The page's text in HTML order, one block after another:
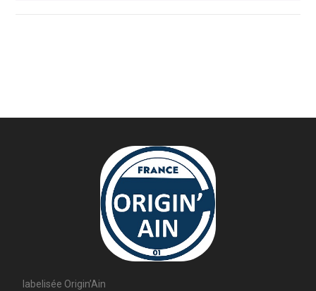
labelisée Origin’Ain